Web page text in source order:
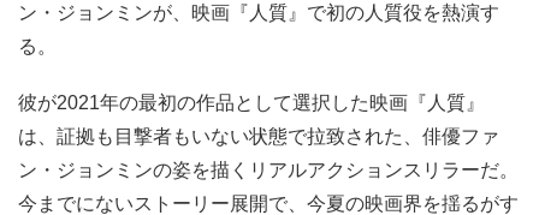
ン・ジョンミンが、映画『人質』で初の人質役を熱演す
る。
彼が2021年の最初の作品として選択した映画『人質』
は、証拠も目撃者もいない状態で拉致された、俳優ファ
ン・ジョンミンの姿を描くリアルアクションスリラーだ。
今までにないストーリー展開で、今夏の映画界を揺るがす